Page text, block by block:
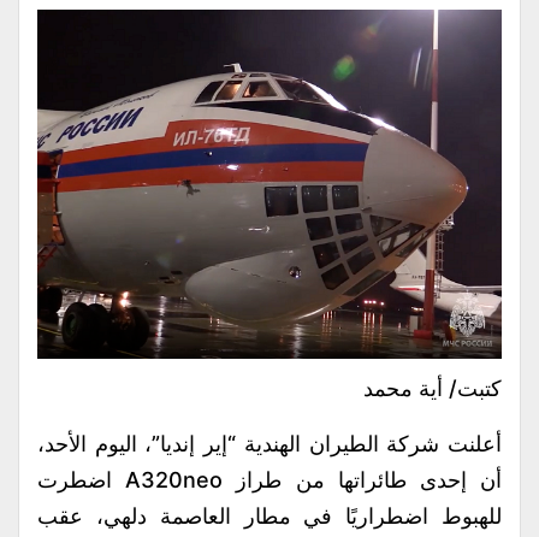
كتبت/ أية محمد
أعلنت شركة الطيران الهندية “إير إنديا”، اليوم الأحد،
أن إحدى طائراتها من طراز A320neo اضطرت
للهبوط اضطراريًا في مطار العاصمة دلهي، عقب